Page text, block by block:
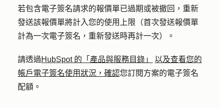
若包含電子簽名請求的報價單已過期或被撤回，重新
發送該報價單將計入您的使用上限（首次發送報價單
計為一次電子簽名，重新發送時再計一次）。
請透過HubSpot 的「產品與服務目錄」
以及查看您的
帳戶電子簽名使用狀況，確認您訂閱方案的電子簽名
配額。